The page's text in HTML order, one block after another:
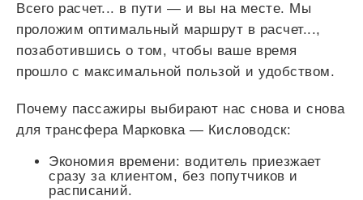
Всего расчет... в пути — и вы на месте. Мы
проложим оптимальный маршрут в расчет...,
позаботившись о том, чтобы ваше время
прошло с максимальной пользой и удобством.
Почему пассажиры выбирают нас снова и снова
для трансфера Марковка — Кисловодск:
Экономия времени: водитель приезжает
сразу за клиентом, без попутчиков и
расписаний.